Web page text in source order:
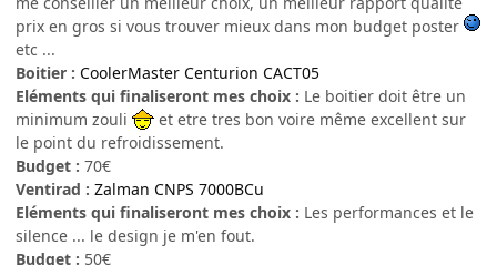
prix en gros si vous trouver mieux dans mon budget poster
etc ...
Boitier : CoolerMaster Centurion CACT05
Eléments qui finaliseront mes choix : Le boitier doit être un
minimum zouli
et etre tres bon voire même excellent sur
le point du refroidissement.
Budget : 70€
Ventirad : Zalman CNPS 7000BCu
Eléments qui finaliseront mes choix : Les performances et le
silence ... le design je m'en fout.
Budget : 50€